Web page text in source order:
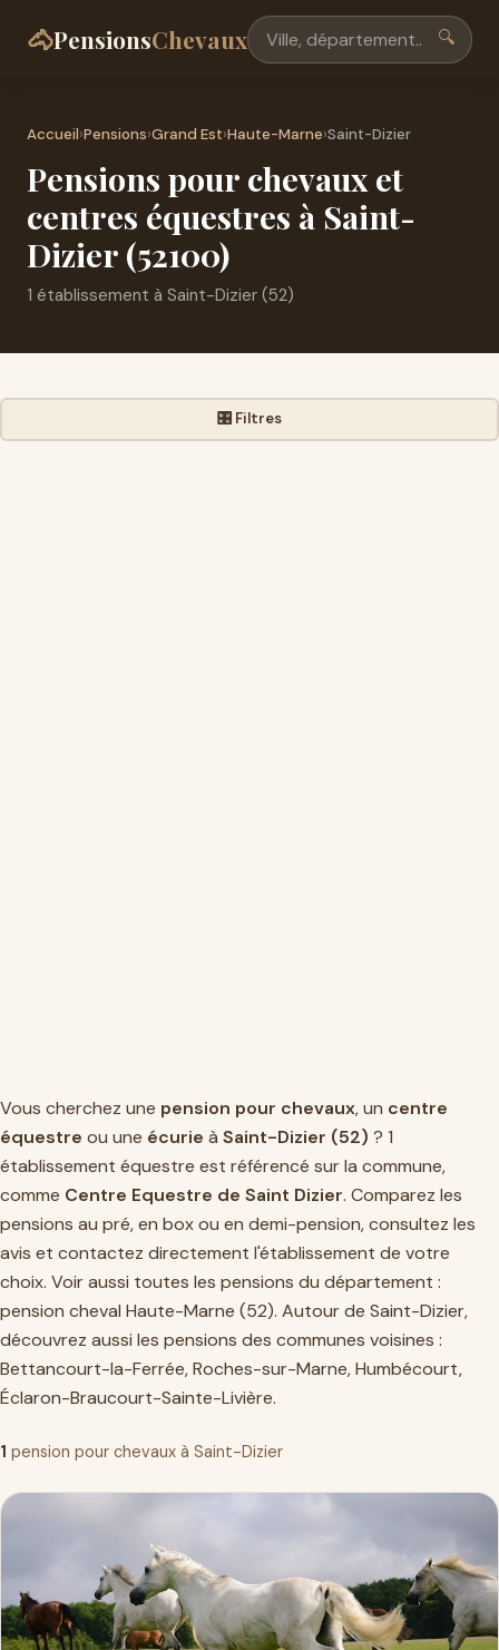
🐴PensionsChevaux 🔍
Accueil›Pensions›Grand Est›Haute-Marne›Saint-Dizier
Pensions pour chevaux et
centres équestres à Saint-
Dizier (52100)
1 établissement à Saint-Dizier (52)
🎛️ Filtres
Vous cherchez une pension pour chevaux, un centre
équestre ou une écurie à Saint-Dizier (52) ? 1
établissement équestre est référencé sur la commune,
comme Centre Equestre de Saint Dizier. Comparez les
pensions au pré, en box ou en demi-pension, consultez les
avis et contactez directement l'établissement de votre
choix. Voir aussi toutes les pensions du département :
pension cheval Haute-Marne (52). Autour de Saint-Dizier,
découvrez aussi les pensions des communes voisines :
Bettancourt-la-Ferrée,Roches-sur-Marne,Humbécourt,
Éclaron-Braucourt-Sainte-Livière.
1 pension pour chevaux à Saint-Dizier